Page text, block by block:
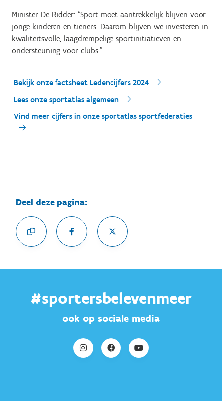
Minister De Ridder: “Sport moet aantrekkelijk blijven voor
jonge kinderen en tieners. Daarom blijven we investeren in
kwaliteitsvolle, laagdrempelige sportinitiatieven en
ondersteuning voor clubs.”
Bekijk onze factsheet Ledencijfers 2024
Lees onze sportatlas algemeen
Vind meer cijfers in onze sportatlas sportfederaties
Deel deze pagina:
#sportersbelevenmeer
ook op sociale media